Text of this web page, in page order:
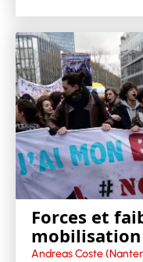
Forces et
Andreas Coste